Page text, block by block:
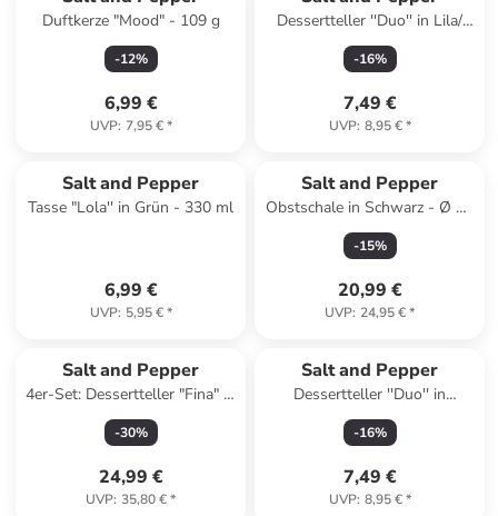
Duftkerze "Mood" - 109 g
-12%
6,99 €
UVP: 7,95 €*
Dessertteller ''Duo'' in Lila/
Orange - Ø 18 cm
-16%
7,49 €
UVP: 8,95 €*
Salt and Pepper
Tasse "Lola'' in Grün - 330 ml
6,99 €
UVP: 5,95 €*
Salt and Pepper
Obstschale in Schwarz - Ø 35
cm
-15%
20,99 €
UVP: 24,95 €*
Salt and Pepper
4er-Set: Dessertteller "Fina" in
Weiß/ Schwarz - Ø 20 cm
-30%
24,99 €
UVP: 35,80 €*
Salt and Pepper
Dessertteller ''Duo'' in
Orange/ Grün - Ø 18 cm
-16%
7,49 €
UVP: 8,95 €*